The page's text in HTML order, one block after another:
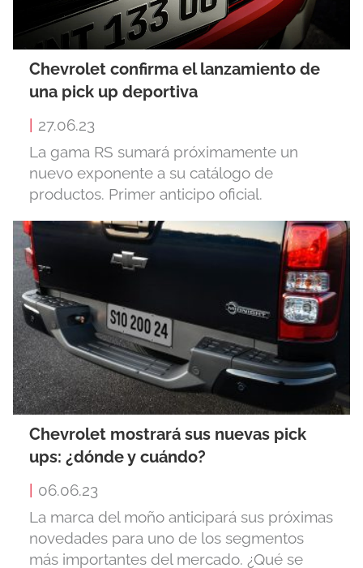
Chevrolet confirma el lanzamiento de
una pick up deportiva
| 27.06.23
La gama RS sumará próximamente un
nuevo exponente a su catálogo de
productos. Primer anticipo oficial.
Chevrolet mostrará sus nuevas pick
ups: ¿dónde y cuándo?
06.06.23
La marca del moño anticipará sus próximas
novedades para uno de los segmentos
más importantes del mercado. ¿Qué se